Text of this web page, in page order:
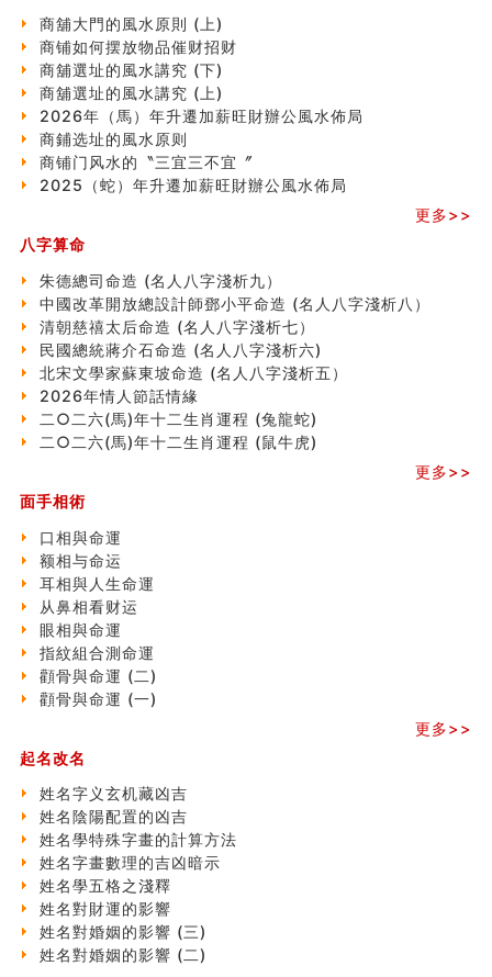
南半球的八字如何推排
玄空本义(六)
额相与命运
风水先生林琅仙的传说
从痣看相
姓名陰陽配置的凶吉
六爻測住宅風水 (四)
玄空本义 (五)
财务办公室风水布局
玄空本义 (四)
六爻算卦：我俩之间是否还命中有未尽的缘分？
订婚就是定结婚日子吗
清朝慈禧太后命造 (名人八字淺析七）
玄空本义 (三)
飞灵山传说故事
命理解说：想请问什么时候能够遇到姻缘结婚？
商舖選址的風水講究 (下)
吉凶神跳上大运时的断法【四柱技巧】
刘燮鈞讲人相 手纹与命运(一)
大門風水五大禁忌！大門風水擺設？門中門風水解方？
出现这几种面相桃花泛
寓意好的五行属水的汉字有哪些？五行属水的汉字大全
玄空本义 (一)
＂天下第一关＂的由来
无名指长的人有艺术天赋？手指长短能看出什么？
六爻測住宅風水 (三)
別再一知半解！正解住宅風水十大禁忌
姓名學特殊字畫的計算方法
七夕节 我国唯一一个以女性为主角传统节日
手指饱满福运加身，这种手相福运在何处？
八字铁口直断经验总结五十条
《高岛易断》(四)
民間風水知識九十四條
马斯克八字分析
饭店餐馆风水布局知识
六爻占卜中如何预测官运、事业运？
商舖大門的風水原則 (上)
商铺如何摆放物品催财招财
商舖選址的風水講究 (下)
商舖選址的風水講究 (上)
2026年（馬）年升遷加薪旺財辦公風水佈局
商鋪选址的風水原则
商铺门风水的〝三宜三不宜〞
2025（蛇）年升遷加薪旺財辦公風水佈局
更多>>
八字算命
朱德總司命造 (名⼈⼋字淺析九）
中國改革開放總設計師鄧小平命造 (名人八字淺析八）
清朝慈禧太后命造 (名人八字淺析七）
民國總統蔣介石命造 (名人八字淺析六)
北宋文學家蘇東坡命造 (名人八字淺析五）
2026年情人節話情緣
二○二六(馬)年十二生肖運程 (兔龍蛇)
二○二六(馬)年十二生肖運程 (鼠牛虎)
更多>>
面手相術
口相與命運
额相与命运
耳相與人生命運
从鼻相看财运
眼相與命運
指紋組合測命運
顴骨與命運 (二)
顴骨與命運 (一)
更多>>
起名改名
姓名字义玄机藏凶吉
姓名陰陽配置的凶吉
姓名學特殊字畫的計算方法
姓名字畫數理的吉凶暗示
姓名學五格之淺釋
姓名對財運的影響
姓名對婚姻的影響 (三)
姓名對婚姻的影響 (二)